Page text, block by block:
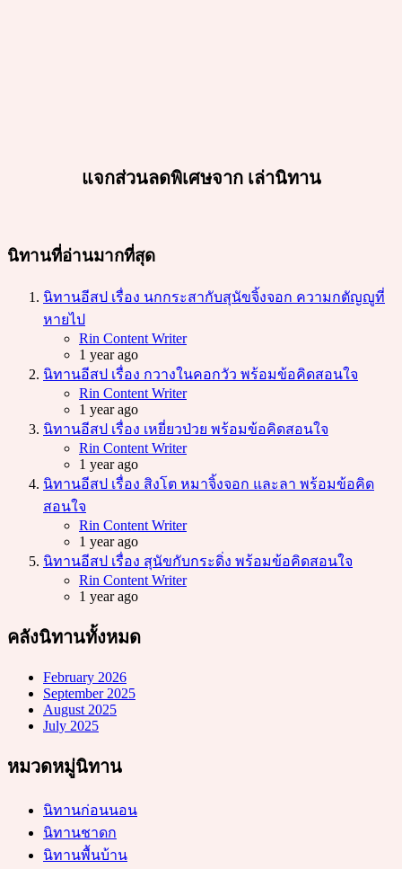
แจกส่วนลดพิเศษจาก เล่านิทาน
นิทานที่อ่านมากที่สุด
นิทานอีสป เรื่อง นกกระสากับสุนัขจิ้งจอก ความกตัญญูที่
หายไป
Posted
Rin Content Writer
1 year ago
นิทานอีสป เรื่อง กวางในคอกวัว พร้อมข้อคิดสอนใจ
Posted
Rin Content Writer
1 year ago
นิทานอีสป เรื่อง เหยี่ยวป่วย พร้อมข้อคิดสอนใจ
Posted
Rin Content Writer
1 year ago
นิทานอีสป เรื่อง สิงโต หมาจิ้งจอก และลา พร้อมข้อคิด
สอนใจ
Posted
Rin Content Writer
1 year ago
นิทานอีสป เรื่อง สุนัขกับกระดิ่ง พร้อมข้อคิดสอนใจ
Posted
Rin Content Writer
1 year ago
คลังนิทานทั้งหมด
February 2026
September 2025
August 2025
July 2025
หมวดหมู่นิทาน
นิทานก่อนนอน
นิทานชาดก
นิทานพื้นบ้าน